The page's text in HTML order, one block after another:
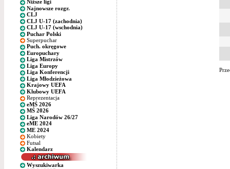
Niższe ligi
Najnowsze rozgr.
CLJ
CLJ U-17 (zachodnia)
CLJ U-17 (wschodnia)
Puchar Polski
Superpuchar
Puch. okręgowe
Europuchary
Liga Mistrzów
Liga Europy
Liga Konferencji
Liga Młodzieżowa
Krajowy UEFA
Klubowy UEFA
Reprezentacja
eMŚ 2026
MŚ 2026
Liga Narodów 26/27
eME 2024
ME 2024
Kobiety
Futsal
Kalendarz
Wyszukiwarka